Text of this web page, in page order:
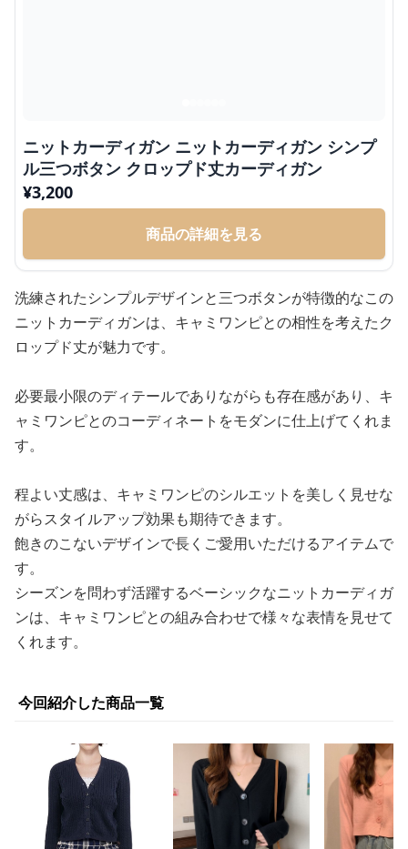
ニットカーディガン ニットカーディガン シンプ
ル三つボタン クロップド丈カーディガン
¥3,200
商品の詳細を見る
洗練されたシンプルデザインと三つボタンが特徴的なこの
ニットカーディガンは、キャミワンピとの相性を考えたク
ロップド丈が魅力です。
必要最小限のディテールでありながらも存在感があり、キ
ャミワンピとのコーディネートをモダンに仕上げてくれま
す。
程よい丈感は、キャミワンピのシルエットを美しく見せな
がらスタイルアップ効果も期待できます。
飽きのこないデザインで長くご愛用いただけるアイテムで
す。
シーズンを問わず活躍するベーシックなニットカーディガ
ンは、キャミワンピとの組み合わせで様々な表情を見せて
くれます。
今回紹介した商品一覧